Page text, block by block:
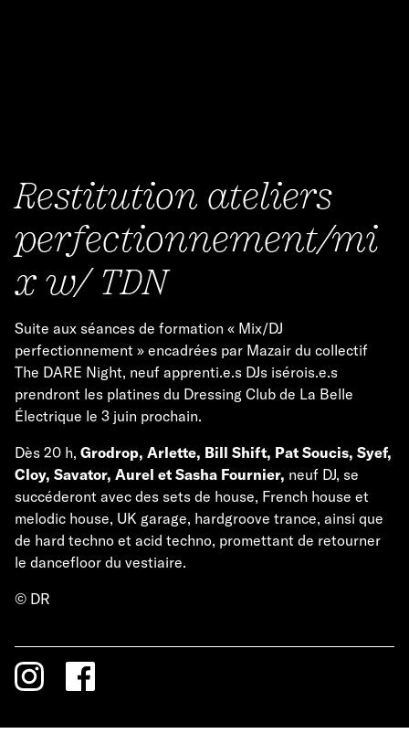
Restitution ateliers
perfectionnement/mi
x w/ TDN
Suite aux séances de formation « Mix/DJ
perfectionnement » encadrées par Mazair du collectif
The DARE Night, neuf apprenti.e.s DJs isérois.e.s
prendront les platines du Dressing Club de La Belle
Électrique le 3 juin prochain.
Dès 20 h, Grodrop, Arlette, Bill Shift, Pat Soucis, Syef,
Cloy, Savator, Aurel et Sasha Fournier, neuf DJ, se
succéderont avec des sets de house, French house et
melodic house, UK garage, hardgroove trance, ainsi que
de hard techno et acid techno, promettant de retourner
le dancefloor du vestiaire.
© DR